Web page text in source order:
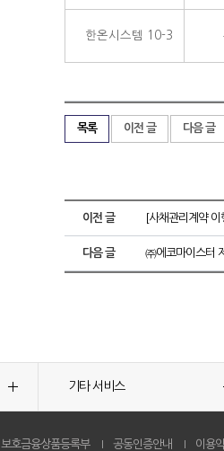
한온시스템 10-3
목록 이전 글 다음 글
이전 글 [사채관리계약
다음 글 ㈜에코마이스터
기타 서비스
보호금융상품등록부 공동인증안내 이용